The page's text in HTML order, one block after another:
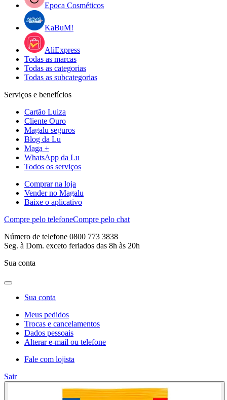
Epoca Cosméticos
KaBuM!
AliExpress
Todas as marcas
Todas as categorias
Todas as subcategorias
Serviços e benefícios
Cartão Luiza
Cliente Ouro
Magalu seguros
Blog da Lu
Maga +
WhatsApp da Lu
Todos os serviços
Comprar na loja
Vender no Magalu
Baixe o aplicativo
Compre pelo telefoneCompre pelo chat
Número de telefone 0800 773 3838
Seg. à Dom. exceto feriados das 8h às 20h
Sua conta
Sua conta
Meus pedidos
Trocas e cancelamentos
Dados pessoais
Alterar e-mail ou telefone
Fale com lojista
Sair